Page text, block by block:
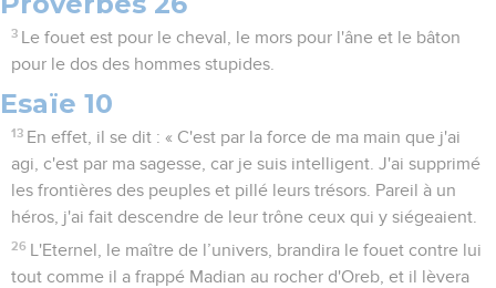
3
Le fouet est pour le cheval, le mors pour l'âne et le bâton
pour le dos des hommes stupides.
Esaïe 10
13 En effet, il se dit : « C'est par la force de ma main que j'ai
agi, c'est par ma sagesse, car je suis intelligent. J'ai supprimé
les frontières des peuples et pillé leurs trésors. Pareil à un
héros, j'ai fait descendre de leur trône ceux qui y siégeaient.
26
L'Eternel, le maître de l’univers, brandira le fouet contre lui
tout comme il a frappé Madian au rocher d'Oreb, et il lèvera